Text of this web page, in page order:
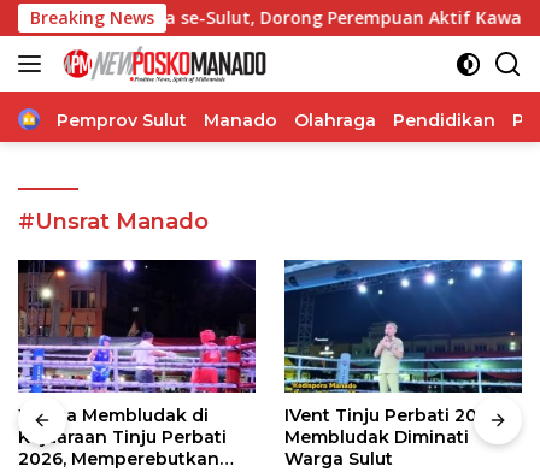
Langsung
ke
konten
Breaking News
Desa se-Sulut, Dorong Perempuan Aktif Kawal
Home
Pemprov Sulut Manado Olahraga Pendidikan
#Unsrat Manado
Warga Membludak di
Kejuaraan Tinju Perbati
2026, Memperebutkan
IVent Tinju Perbati 2026
Membludak Diminati
Warga Sulut